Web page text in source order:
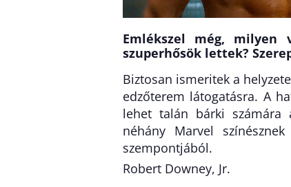
Emlékszel még,
szuperhősök lettek?
Biztosan ismeritek a
edzőterem látogatásra. A
lehet talán bárki számára
néhány Marvel
szempontjából.
Robert Downey, Jr.